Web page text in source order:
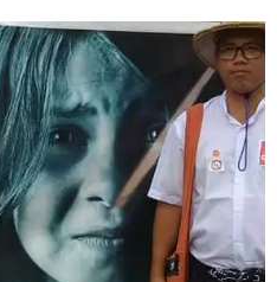
တိုက် အကာဲအရာ ဒးပလေဝ်ပလေတ်
က်ဗရုသာဲ(ဒရုမ်) သၠုၚ်ပ္တိုန်အာအသိၚ်
ဆက်စၠောံသၟာန်သွဟ်လဝ်ကဵု ညးတာ
စက်ဗရုသာဲ…